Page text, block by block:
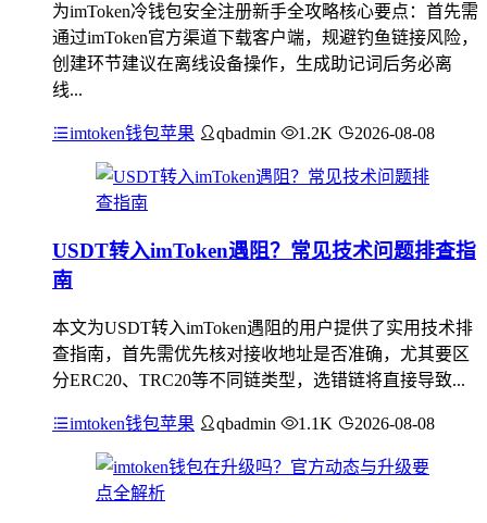
为imToken冷钱包安全注册新手全攻略核心要点：首先需
通过imToken官方渠道下载客户端，规避钓鱼链接风险，
创建环节建议在离线设备操作，生成助记词后务必离
线...
imtoken钱包苹果 qbadmin 1.2K 2026-08-08
USDT转入imToken遇阻？常见技术问题排查指
南
本文为USDT转入imToken遇阻的用户提供了实用技术排
查指南，首先需优先核对接收地址是否准确，尤其要区
分ERC20、TRC20等不同链类型，选错链将直接导致...
imtoken钱包苹果 qbadmin 1.1K 2026-08-08